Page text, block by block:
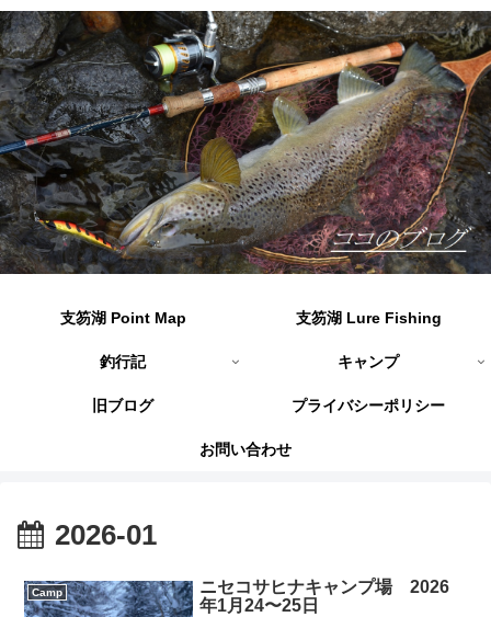
支笏湖 Point Map 支笏湖 Lure Fishing
釣行記 キャンプ
旧ブログ プライバシーポリシー
お問い合わせ
2026-01
Camp
ニセコサヒナキャンプ場 2026
年1月24〜25日